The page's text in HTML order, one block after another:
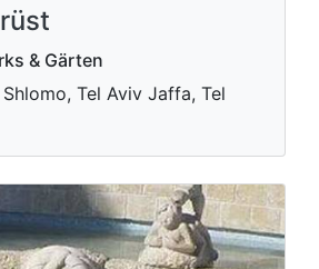
& Gärten
Tel Aviv Jaffa, Tel